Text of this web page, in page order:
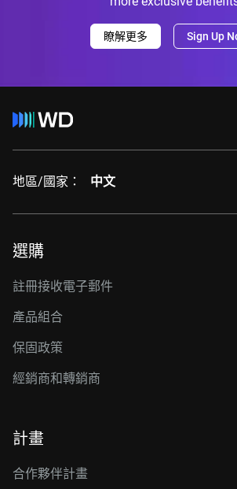
瞭解更多 Sign Up
地區/國家： 中文
選購
註冊接收電子郵件
產品組合
保固政策
經銷商和轉銷商
計畫
合作夥伴計畫